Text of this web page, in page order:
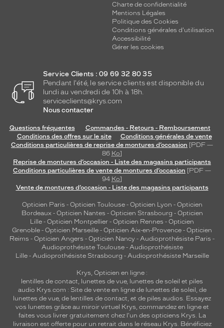
Charte de confidentialité
Mentions Légales
Politique des Cookies
Conditions générales d'utilisation
Accessibilité
Gérer les cookies
Service Clients : 09 69 32 80 35
Pendant l'été, le service clients est disponible du
lundi au vendredi de 10h à 18h.
serviceclients@krys.com
Nous contacter
Questions fréquentes
Commandes - Retours - Remboursement
Conditions des offres sur le site
Conditions générales de vente
Conditions particulières de reprise de montures d’occasion [PDF —
86 Ko]
Reprise de montures d’occasion - Liste des magasins participants
Conditions particulières de vente de montures d’occasion [PDF —
94 Ko]
Vente de montures d’occasion - Liste des magasins participants
Opticien Paris - Opticien Toulouse- Opticien Lyon - Opticien
Bordeaux- Opticien Nantes - Opticien Strasbourg - Opticien
Lille - Opticien Montpellier - Opticien Rennes - Opticien
Grenoble - Opticien Marseille - Opticien Aix-en-Provence - Opticien
Reims - Opticien Angers - Opticien Nancy - Audioprothésiste Paris -
Audioprothésiste Toulouse- Audioprothésiste
Lille- Audioprothésiste Strasbourg - Audioprothésiste Marseille
Krys, Opticien en ligne :
lentilles de contact, lunettes de vue, lunettes de soleil et piles
audio Krys.com : Site de vente en ligne de lunettes de soleil, de
lunettes de vue, de lentilles de contact, et de piles audios. Essayez
vos lunettes grâce au miroir virtuel Krys, commandez en ligne et
faites vous livrer gratuitement chez l'un des opticiens Krys. La
livraison est offerte pour un retrait dans le réseau Krys. Bénéficiez